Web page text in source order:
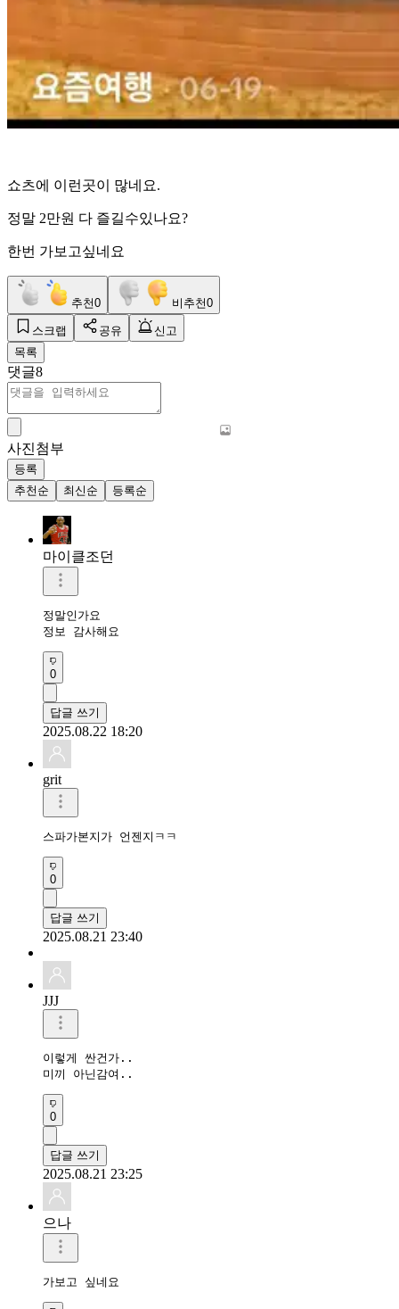
쇼츠에 이런곳이 많네요.
정말 2만원 다 즐길수있나요?
한번 가보고싶네요
추천0 비추천0
스크랩 공유
신고
목록
댓글8
사진첨부
등록
추천순
최신순 등록순
마이클조던
정말인가요
정보 감사해요
0
답글 쓰기
2025.08.22 18:20
grit
스파가본지가 언젠지ㅋㅋ
0
답글 쓰기
2025.08.21 23:40
JJJ
이렇게 싼건가..
미끼 아닌감여..
0
답글 쓰기
2025.08.21 23:25
으나
가보고 싶네요